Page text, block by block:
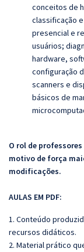
conceitos de
classificação
presencial e
usuários;
hardware,
configuração
scanners e
básicos de
O rol de
motivo de força
modificações.
AULAS EM PDF:
1. Conteúdo
recursos didáticos.
2. Material prático